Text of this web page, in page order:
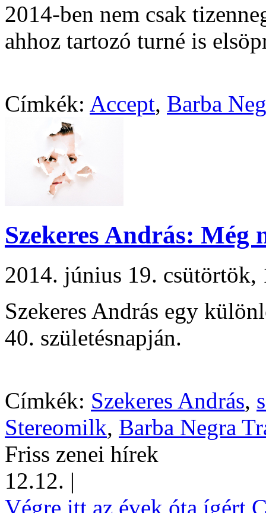
2014-ben nem csak
ahhoz tartozó turné is
Címkék: Accept, Barba
Szekeres András: Még
2014. június 19.
Szekeres András egy
40. születésnapján.
Címkék: Szekeres András,
Stereomilk, Barba Negra
Friss zenei hírek
12.12. |
Végre itt az évek óta ígért